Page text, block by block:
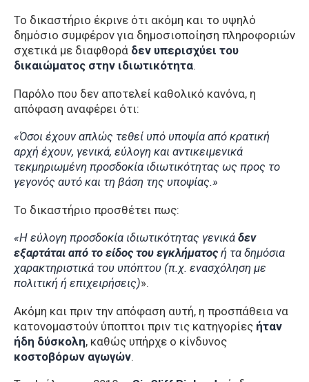
Το δικαστήριο έκρινε ότι ακόμη και το υψηλό
δημόσιο συμφέρον για δημοσιοποίηση πληροφοριών
σχετικά με διαφθορά δεν υπερισχύει του
δικαιώματος στην ιδιωτικότητα.
Παρόλο που δεν αποτελεί καθολικό κανόνα, η
απόφαση αναφέρει ότι:
«Όσοι έχουν απλώς τεθεί υπό υποψία από κρατική
αρχή έχουν, γενικά, εύλογη και αντικειμενικά
τεκμηριωμένη προσδοκία ιδιωτικότητας ως προς το
γεγονός αυτό και τη βάση της υποψίας.»
Το δικαστήριο προσθέτει πως:
«Η εύλογη προσδοκία ιδιωτικότητας γενικά δεν
εξαρτάται από το είδος του εγκλήματος ή τα δημόσια
χαρακτηριστικά του υπόπτου (π.χ. ενασχόληση με
πολιτική ή επιχειρήσεις)».
Ακόμη και πριν την απόφαση αυτή, η προσπάθεια να
κατονομαστούν ύποπτοι πριν τις κατηγορίες ήταν
ήδη δύσκολη, καθώς υπήρχε ο κίνδυνος
κοστοβόρων αγωγών.